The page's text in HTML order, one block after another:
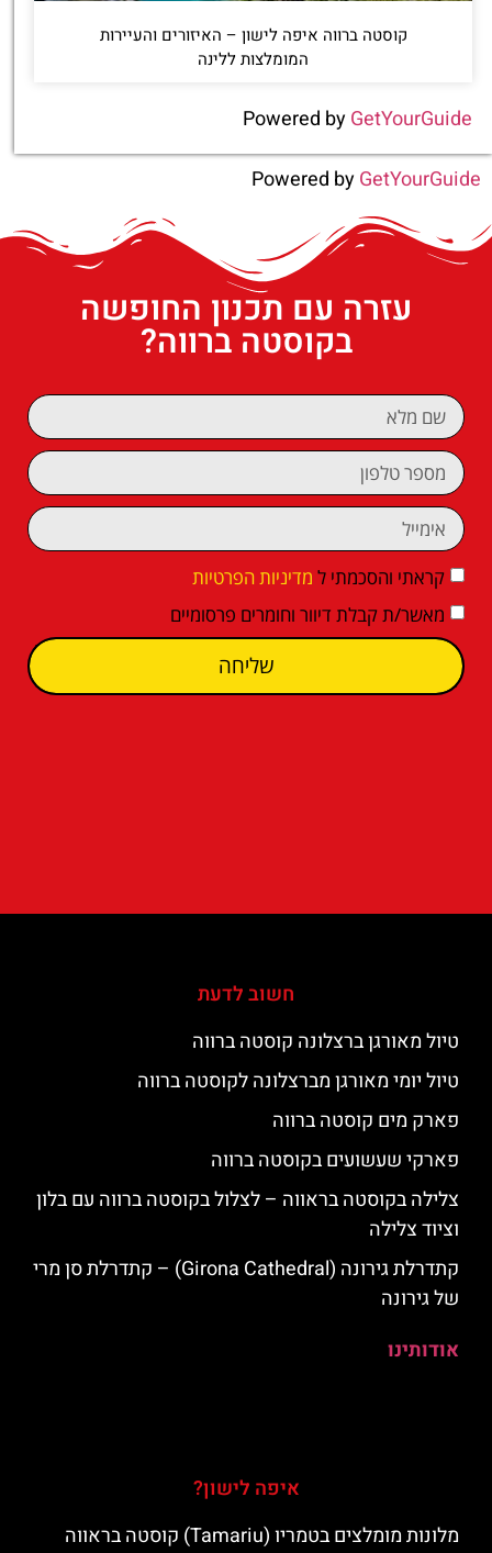
קוסטה ברווה איפה לישון – האיזורים והעיירות
המומלצות ללינה
Powered byGetYourGuide
Powered byGetYourGuide
עזרה עם תכנון החופשה
בקוסטה ברווה?
קראתי והסכמתי ל מדיניות הפרטיות
מאשר/ת קבלת דיוור וחומרים פרסומיים
שליחה
חשוב לדעת
טיול מאורגן ברצלונה קוסטה ברווה
טיול יומי מאורגן מברצלונה לקוסטה ברווה
פארק מים קוסטה ברווה
פארקי שעשועים בקוסטה ברווה
צלילה בקוסטה בראווה – לצלול בקוסטה ברווה עם בלון
וציוד צלילה
קתדרלת גירונה (Girona Cathedral) – קתדרלת סן מרי
של גירונה
אודותינו
איפה לישון?
מלונות מומלצים בטמריו (Tamariu) קוסטה בראווה